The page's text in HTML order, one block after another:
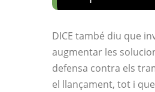
DICE també diu que
augmentar les
defensa contra els
el llançament, tot i